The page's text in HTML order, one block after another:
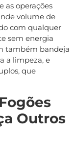
as operações
volume de
com qualquer
sem energia
também bandeja
a limpeza, e
que
Outros